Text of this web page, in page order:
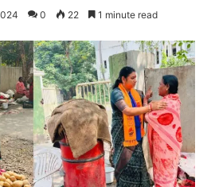
0 22 1 minute read